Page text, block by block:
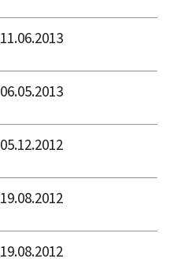
11.06.2013
06.05.2013
05.12.2012
19.08.2012
19.08.2012